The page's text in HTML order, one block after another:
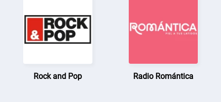
Rock and Pop Radio Romántica